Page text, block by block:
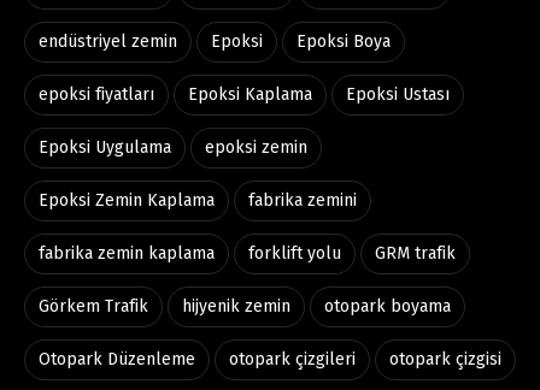
endüstriyel zemin Epoksi Epoksi Boya
epoksi fiyatları Epoksi Kaplama Epoksi Ustası
Epoksi Uygulama epoksi zemin
Epoksi Zemin Kaplama fabrika zemini
fabrika zemin kaplama forklift yolu GRM trafik
Görkem Trafik hijyenik zemin otopark boyama
Otopark Düzenleme otopark çizgileri otopark çizgisi